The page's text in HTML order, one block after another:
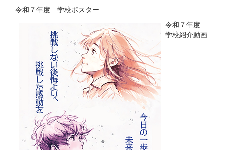
令和７年度 学校ポスター
令和７年度
学校紹介動画